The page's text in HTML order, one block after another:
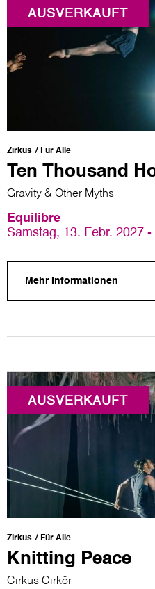
AUSVERKAUFT
Zirkus Für Alle
Ten Thousand
Gravity & Other Myths
Equilibre
Samstag, 13. Febr. 2027
Mehr Informationen
AUSVERKAUFT
Zirkus Für Alle
Knitting Peace
Cirkus Cirkör